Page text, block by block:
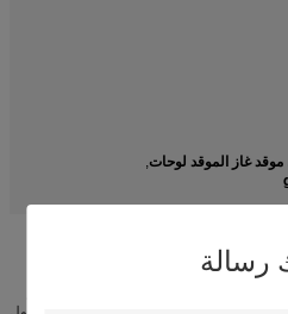
رسالة
موقد غاز الموقد لوحات,
الموقد لوحة